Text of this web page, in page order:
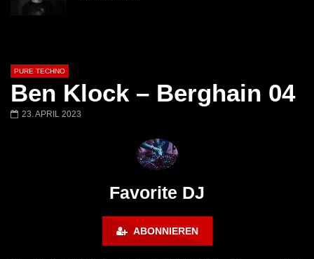
Niereich | @ Tresor Berlin | Blind Spot
PURE TECHNO
Ben Klock – Berghain 04
23. APRIL 2023
Favorite DJ
ABONNIEREN